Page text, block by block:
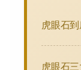
虎眼石
虎眼石